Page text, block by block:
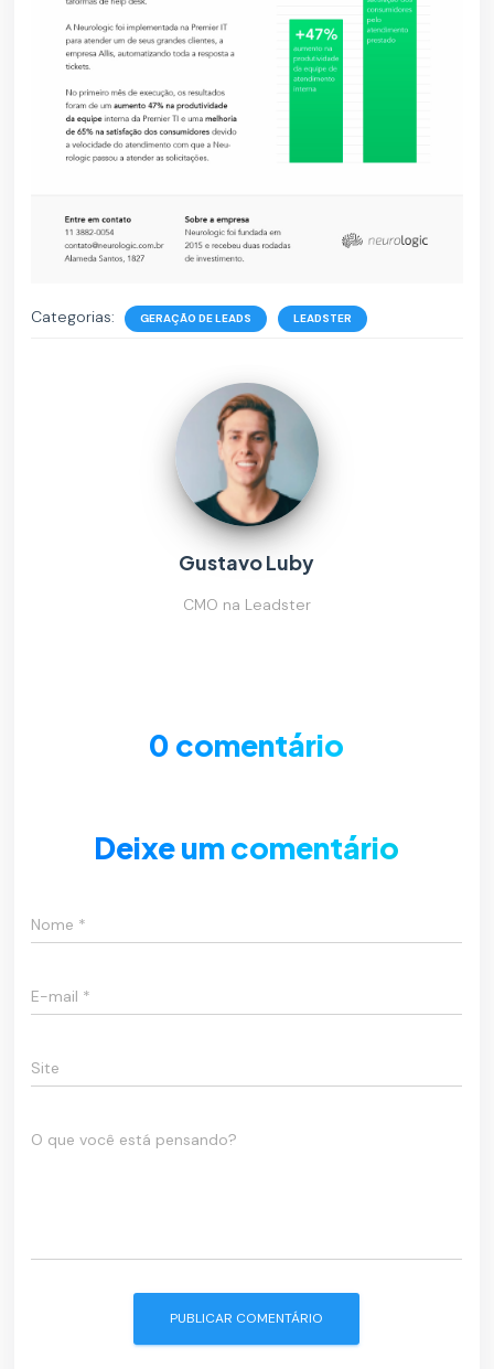
Categorias: GERAÇÃO DE LEADS LEADSTER
Gustavo Luby
CMO na Leadster
0 comentário
Deixe um comentário
Nome *
E-mail *
Site
O que você está pensando?